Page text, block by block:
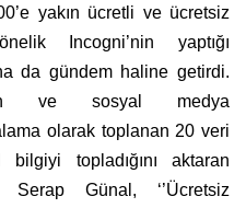
yakın ücretli ve ücretsiz
Incogni’nin yaptığı
da gündem haline getirdi.
ve sosyal medya
olarak toplanan 20 veri
topladığını aktaran
Günal, ‘’Ücretsiz